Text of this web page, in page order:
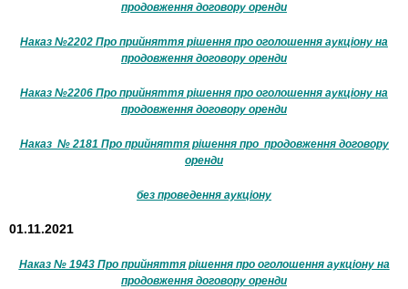
продовження договору оренди
Наказ №2202 Про прийняття рішення про оголошення аукціону на
продовження договору оренди
Наказ №2206 Про прийняття рішення про оголошення аукціону на
продовження договору оренди
Наказ № 2181 Про прийняття рішення про продовження договору
оренди
без проведення аукціону
01.11.2021
Наказ № 1943 Про прийняття рішення про оголошення аукціону на
продовження договору оренди